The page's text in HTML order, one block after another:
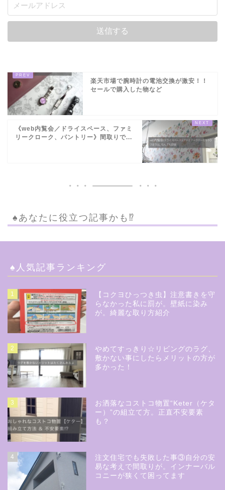
楽天市場で腕時計の電池交換が激安！！
セールで購入した物など
《web内覧会／ドライスペース、ファミ
リークローク、パントリー》間取りで...
♠︎あなたに役立つ記事かも⁉︎
♠︎人気記事ランキング
1
【コクヨひっつき虫】注意書きを守
らなかった私に罰が。壁紙に染み
が。綺麗な取り方紹介
2
やめてすっきり☆リビングのラグ、
敷かない事にしたらメリットの方が
多かった！
3
お洒落なコストコ物置“Keter（ケタ
ー）”の組立て方。正直不安要素
も？
4
注文住宅でも失敗した事③自分の安
易な考えで間取りが。インナーバル
コニーが狭くて困ってます